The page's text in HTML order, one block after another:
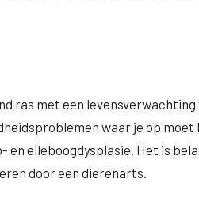
ras met een
waar je op moet
en elleboogdysplasie. Het is
door een dierenarts.